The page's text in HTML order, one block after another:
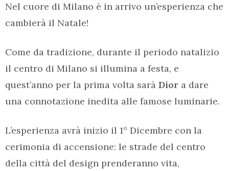
Nel cuore di Milano è in arrivo un’esperienza che
cambierà il Natale!
Come da tradizione, durante il periodo natalizio
il centro di Milano si illumina a festa, e
quest’anno per la prima volta sarà Dior a dare
una connotazione inedita alle famose luminarie.
L’esperienza avrà inizio il 1° Dicembre con la
cerimonia di accensione: le strade del centro
della città del design prenderanno vita,